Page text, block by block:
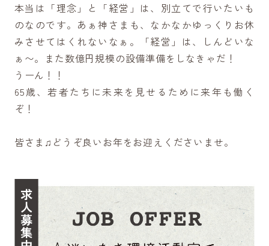
本当は「理念」と「経営」は、別立てで行いたいも
のなのです。あぁ神さまも、なかなかゆっくりお休
みさせてはくれないなぁ。「経営」は、しんどいな
ぁ〜。また数億円規模の設備準備をしなきゃだ！
うーん！！
65歳、若者たちに未来を見せるために来年も働く
ぞ！
皆さま♫どうぞ良いお年をお迎えくださいませ。